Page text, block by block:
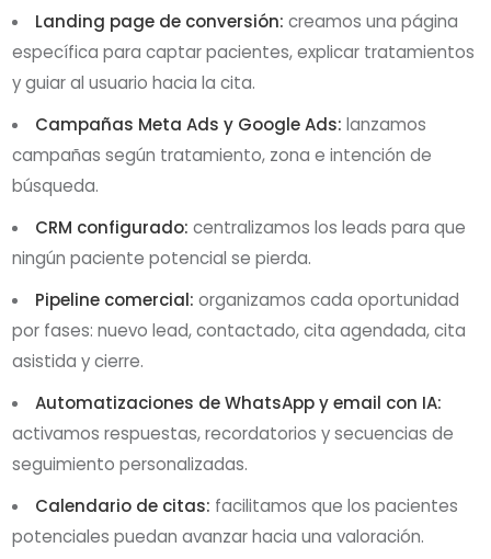
Landing page de conversión: creamos una página
específica para captar pacientes, explicar tratamientos
y guiar al usuario hacia la cita.
Campañas Meta Ads y Google Ads: lanzamos
campañas según tratamiento, zona e intención de
búsqueda.
CRM configurado: centralizamos los leads para que
ningún paciente potencial se pierda.
Pipeline comercial: organizamos cada oportunidad
por fases: nuevo lead, contactado, cita agendada, cita
asistida y cierre.
Automatizaciones de WhatsApp y email con IA:
activamos respuestas, recordatorios y secuencias de
seguimiento personalizadas.
Calendario de citas: facilitamos que los pacientes
potenciales puedan avanzar hacia una valoración.